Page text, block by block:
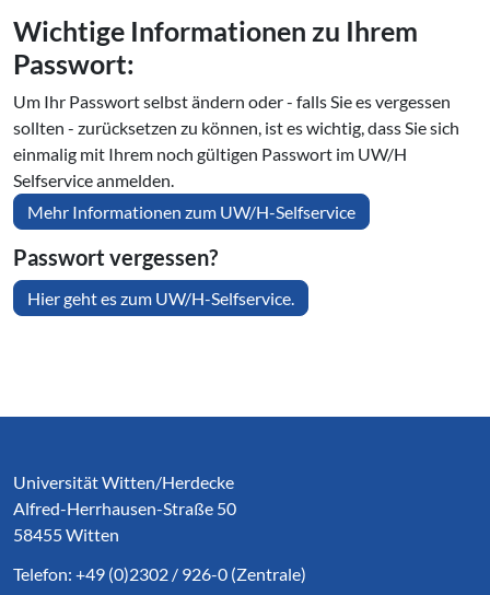
Wichtige In­for­ma­tio­nen zu Ihrem
Passwort:
Um Ihr Passwort selbst ändern oder - falls Sie es vergessen
sollten - zurücksetzen zu können, ist es wichtig, dass Sie sich
einmalig mit Ihrem noch gültigen Passwort im UW/H
Selfservice anmelden.
Mehr Informationen zum UW/H-Selfservice
Passwort vergessen?
Hier geht es zum UW/H-Selfservice.
Universität Witten/Herdecke
Alfred-Herrhausen-Straße 50
58455 Witten
Telefon: +49 (0)2302 / 926-0 (Zentrale)